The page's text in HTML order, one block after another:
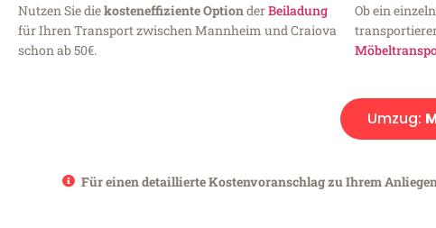
Nutzen Sie diekosteneffiziente OptionderBeiladung
für Ihren Transport zwischen Mannheim und Craiova
schon ab 50€.
Ob ein
Umzug:
Für einen detaillierte Kostenvoranschlag zu Ihrem